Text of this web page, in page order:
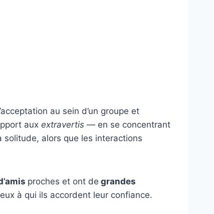
au sein d’un groupe et
aux extravertis — en se concentrant
alors que les interactions
proches et ont de grandes
à qui ils accordent leur confiance.